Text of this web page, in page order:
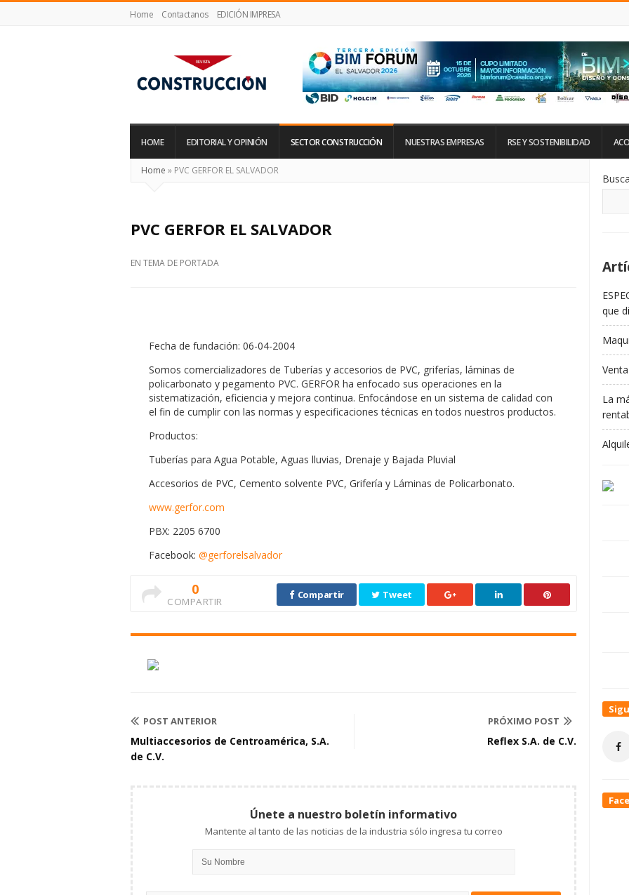
Home Contactanos EDICIÓN IMPRESA
Construcción
HOME EDITORIAL Y OPINIÓN SECTOR CONSTRUCCIÓN NUESTRAS EMPRESAS RSE Y SOSTENIBILIDAD
Home » PVC GERFOR EL SALVADOR
PVC GERFOR EL SALVADOR
EN TEMA DE PORTADA
Fecha de fundación: 06-04-2004
Somos comercializadores de Tuberías y accesorios de PVC, griferías, láminas de
policarbonato y pegamento PVC. GERFOR ha enfocado sus operaciones en la
sistematización, eficiencia y mejora continua. Enfocándose en un sistema de calidad con
el fin de cumplir con las normas y especificaciones técnicas en todos nuestros productos.
Productos:
Tuberías para Agua Potable, Aguas lluvias, Drenaje y Bajada Pluvial
Accesorios de PVC, Cemento solvente PVC, Grifería y Láminas de Policarbonato.
www.gerfor.com
PBX: 2205 6700
Facebook: @gerforelsalvador
0
COMPARTIR
Compartir Tweet
POST ANTERIOR
Multiaccesorios de Centroamérica, S.A.
de C.V.
PRÓXIMO POST
Reflex S.A. de C.V.
Únete a nuestro boletín informativo
Mantente al tanto de las noticias de la industria sólo ingresa tu correo
De
La
que
La